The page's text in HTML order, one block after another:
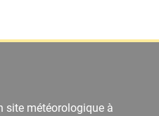
site météorologique à